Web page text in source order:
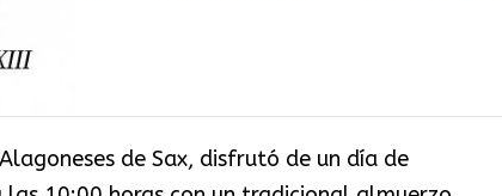
de Sax, disfrutó de un día de